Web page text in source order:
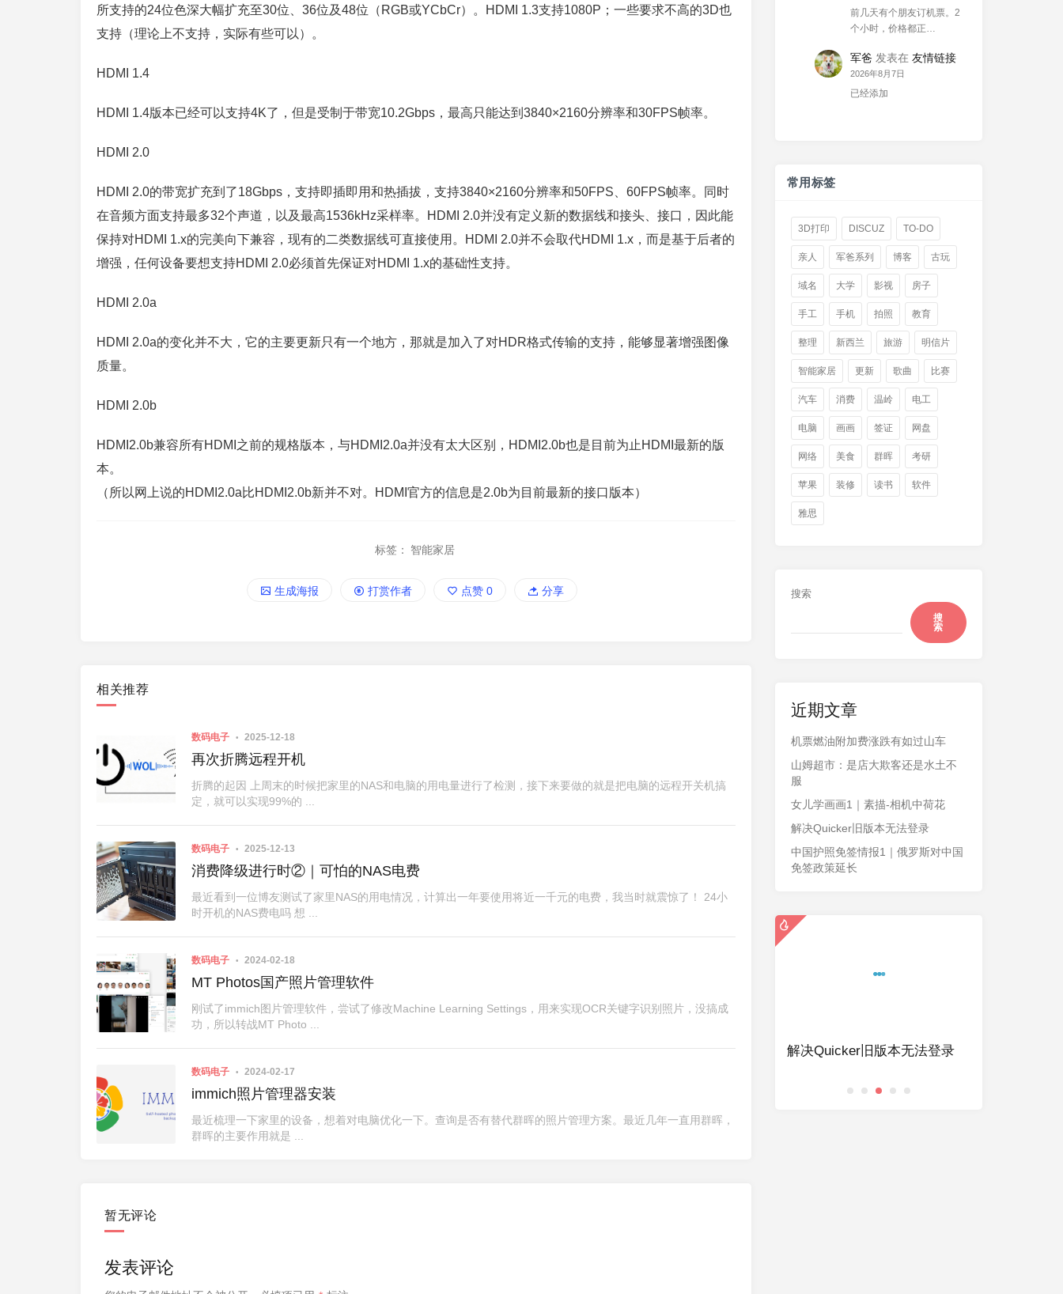
所支持的24位色深大幅扩充至30位、36位及48位（RGB或YCbCr）。HDMI 1.3支持1080P；一些要求不高的3D也
支持（理论上不支持，实际有些可以）。
HDMI 1.4
HDMI 1.4版本已经可以支持4K了，但是受制于带宽10.2Gbps，最高只能达到3840×2160分辨率和30FPS帧率。
HDMI 2.0
HDMI 2.0的带宽扩充到了18Gbps，支持即插即用和热插拔，支持3840×2160分辨率和50FPS、60FPS帧率。同时
在音频方面支持最多32个声道，以及最高1536kHz采样率。HDMI 2.0并没有定义新的数据线和接头、接口，因此能
保持对HDMI 1.x的完美向下兼容，现有的二类数据线可直接使用。HDMI 2.0并不会取代HDMI 1.x，而是基于后者的
增强，任何设备要想支持HDMI 2.0必须首先保证对HDMI 1.x的基础性支持。
HDMI 2.0a
HDMI 2.0a的变化并不大，它的主要更新只有一个地方，那就是加入了对HDR格式传输的支持，能够显著增强图像
质量。
HDMI 2.0b
HDMI2.0b兼容所有HDMI之前的规格版本，与HDMI2.0a并没有太大区别，HDMI2.0b也是目前为止HDMI最新的版
本。
（所以网上说的HDMI2.0a比HDMI2.0b新并不对。HDMI官方的信息是2.0b为目前最新的接口版本）
标签： 智能家居
生成海报 打赏作者 点赞 0 分享
相关推荐
数码电子 2025-12-18
再次折腾远程开机
折腾的起因 上周末的时候把家里的NAS和电脑的用电量进行了检测，接下来要做的就是把电脑的远程开关机搞
定，就可以实现99%的 ...
数码电子 2025-12-13
消费降级进行时②｜可怕的NAS电费
最近看到一位博友测试了家里NAS的用电情况，计算出一年要使用将近一千元的电费，我当时就震惊了！ 24小
时开机的NAS费电吗 想 ...
数码电子 2024-02-18
MT Photos国产照片管理软件
刚试了immich图片管理软件，尝试了修改Machine Learning Settings，用来实现OCR关键字识别照片，没搞成
功，所以转战MT Photo ...
数码电子 2024-02-17
immich照片管理器安装
最近梳理一下家里的设备，想着对电脑优化一下。查询是否有替代群晖的照片管理方案。最近几年一直用群晖，
群晖的主要作用就是 ...
暂无评论
发表评论
前几天有个朋友订机票。2
个小时，价格都正…
军爸 发表在 友情链接
2026年8月7日
已经添加
常用标签
3D打印 DISCUZ TO-DO
亲人 军爸系列 博客 古玩
域名 大学 影视 房子
手工 手机 拍照 教育
整理 新西兰 旅游 明信片
智能家居 更新 歌曲 比赛
汽车 消费 温岭 电工
电脑 画画 签证 网盘
网络 美食 群晖 考研
苹果 装修 读书 软件
雅思
搜索
搜
索
近期文章
机票燃油附加费涨跌有如过山车
山姆超市：是店大欺客还是水土不
服
女儿学画画1｜素描-相机中荷花
解决Quicker旧版本无法登录
中国护照免签情报1｜俄罗斯对中国
免签政策延长
女儿入托
Control4 OS3不支持的硬件设
黑群晖 使用Windows的磁盘 解决Quicker旧版本无法登录
黑群晖 使用Windows的磁盘